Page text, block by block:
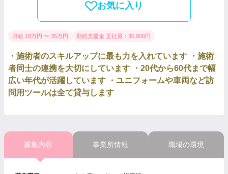
お気に入り
月給 18万円 〜 35万円 勤続支援金 正社員：35,000円
・施術者のスキルアップに最も力を入れています ・施術
者同士の連携を大切にしています ・20代から60代まで幅
広い年代が活躍しています ・ユニフォームや車両など訪
問用ツールは全て貸与します
募集内容 事業所情報 職場の環境